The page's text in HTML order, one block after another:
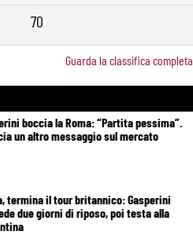
70
Guarda la classifica completa
boccia la Roma: “Partita pessima”.
un altro messaggio sul mercato
termina il tour britannico: Gasperini
due giorni di riposo, poi testa alla